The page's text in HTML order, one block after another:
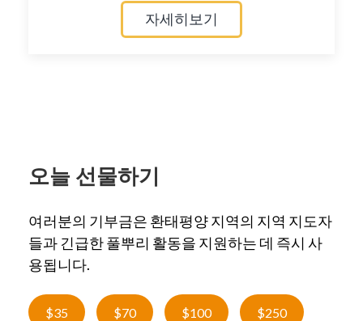
자세히보기
오늘 선물하기
여러분의 기부금은 환태평양 지역의 지역 지도자
들과 긴급한 풀뿌리 활동을 지원하는 데 즉시 사
용됩니다.
$35 $70 $100 $250